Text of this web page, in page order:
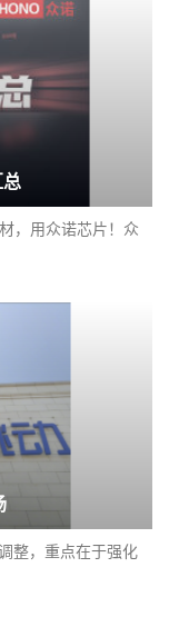
总
，用众诺芯片！众
整，重点在于强化